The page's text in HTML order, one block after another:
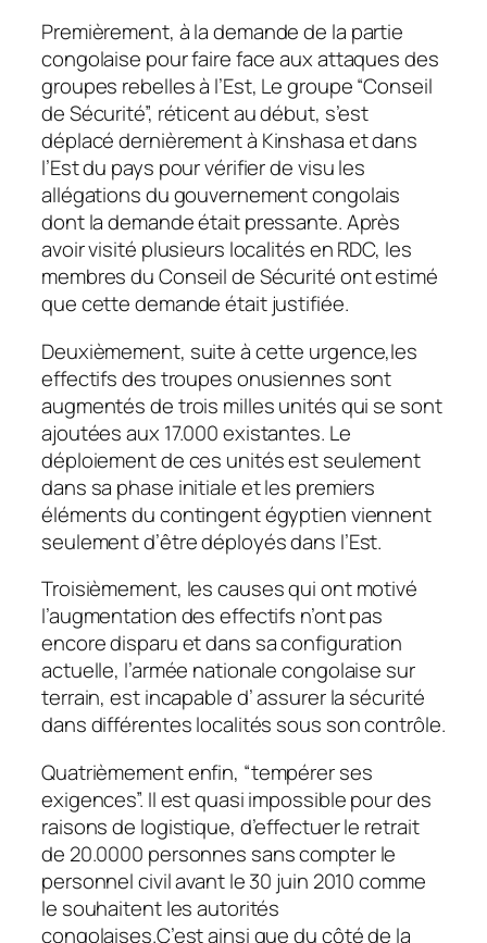
Premièrement, à la demande de la partie
congolaise pour faire face aux attaques des
groupes rebelles à l’Est, Le groupe “Conseil
de Sécurité”, réticent au début, s’est
déplacé dernièrement à Kinshasa et dans
l’Est du pays pour vérifier de visu les
allégations du gouvernement congolais
dont la demande était pressante. Après
avoir visité plusieurs localités en RDC, les
membres du Conseil de Sécurité ont estimé
que cette demande était justifiée.
Deuxièmement, suite à cette urgence,les
effectifs des troupes onusiennes sont
augmentés de trois milles unités qui se sont
ajoutées aux 17.000 existantes. Le
déploiement de ces unités est seulement
dans sa phase initiale et les premiers
éléments du contingent égyptien viennent
seulement d’être déployés dans l’Est.
Troisièmement, les causes qui ont motivé
l’augmentation des effectifs n’ont pas
encore disparu et dans sa configuration
actuelle, l’armée nationale congolaise sur
terrain, est incapable d’ assurer la sécurité
dans différentes localités sous son contrôle.
Quatrièmement enfin, “tempérer ses
exigences”. Il est quasi impossible pour des
raisons de logistique, d’effectuer le retrait
de 20.0000 personnes sans compter le
personnel civil avant le 30 juin 2010 comme
le souhaitent les autorités
congolaises.C’est ainsi que du côté de la